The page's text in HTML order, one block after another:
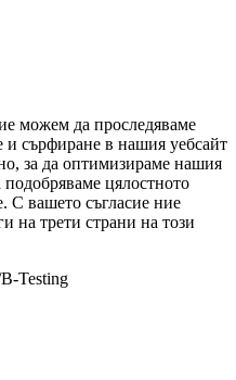
можем да проследяваме
и сърфиране в нашия уебсайт
за да оптимизираме нашия
цялостното
С вашето съгласие ние
на трети страни на този
Testing